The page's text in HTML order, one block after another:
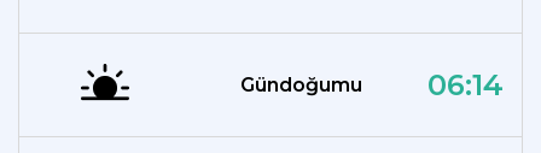
Gündoğumu 06:14